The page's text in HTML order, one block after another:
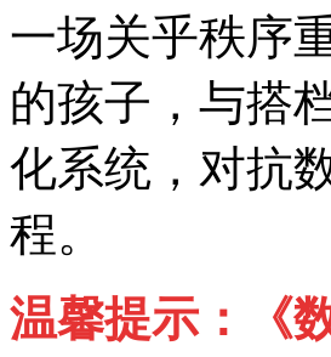
一场关乎秩序
的孩子，与搭
化系统，对抗
程。
温馨提示：《